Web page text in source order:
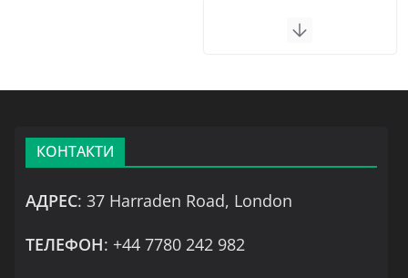
КОНТАКТИ
АДРЕС: 37 Harraden Road, London
ТЕЛЕФОН: +44 7780 242 982